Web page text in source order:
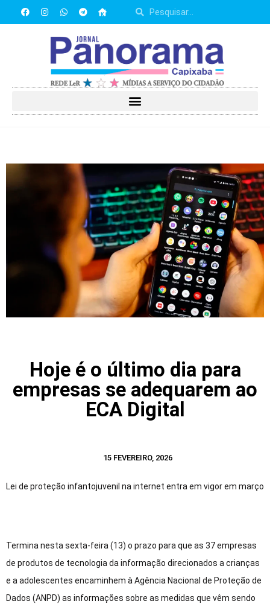
Hoje é o último dia para
empresas se adequarem ao
ECA Digital
15 FEVEREIRO, 2026
Lei de proteção infantojuvenil na internet entra em vigor em março
Termina nesta sexta-feira (13) o prazo para que as 37 empresas
de produtos de tecnologia da informação direcionados a crianças
e a adolescentes encaminhem à Agência Nacional de Proteção de
Dados (ANPD) as informações sobre as medidas que vêm sendo